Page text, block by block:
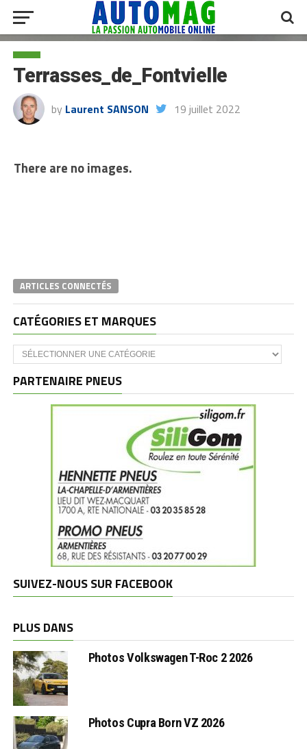
Terrasses_de_Fontvielle
by Laurent SANSON 19 juillet 2022
There are no images.
ARTICLES CONNECTÉS
CATÉGORIES ET MARQUES
Catégories
et
PARTENAIRE PNEUS
SUIVEZ-NOUS SUR FACEBOOK
PLUS DANS
Photos Volkswagen T-Roc 2 2026
Photos Cupra Born VZ 2026